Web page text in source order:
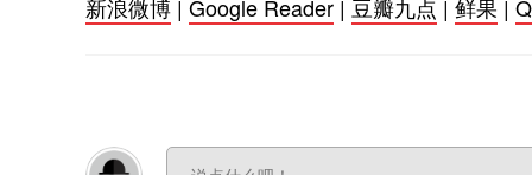
新浪微博 | Google Reader | 豆瓣九点 | 鲜果 |